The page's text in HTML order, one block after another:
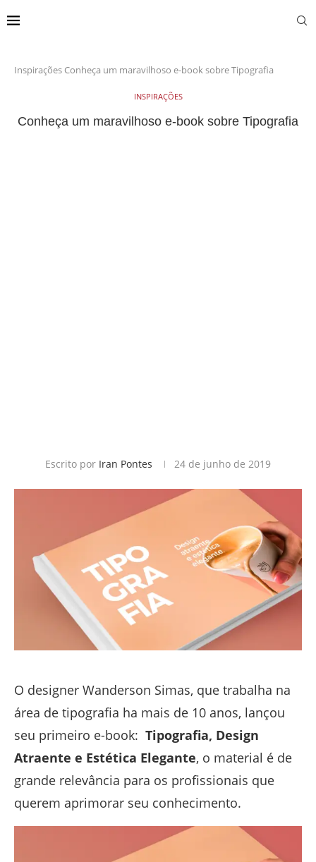
Inspirações Conheça um maravilhoso e-book sobre Tipografia
INSPIRAÇÕES
Conheça um maravilhoso e-book sobre Tipografia
Escrito por Iran Pontes 24 de junho de 2019
O designer Wanderson Simas, que trabalha na
área de tipografia ha mais de 10 anos, lançou
seu primeiro e-book: Tipografia, Design
Atraente e Estética Elegante, o material é de
grande relevância para os profissionais que
querem aprimorar seu conhecimento.